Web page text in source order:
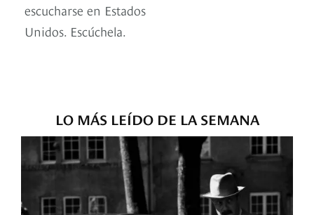
escucharse en Estados
Unidos. Escúchela.
LO MÁS LEÍDO DE LA SEMANA